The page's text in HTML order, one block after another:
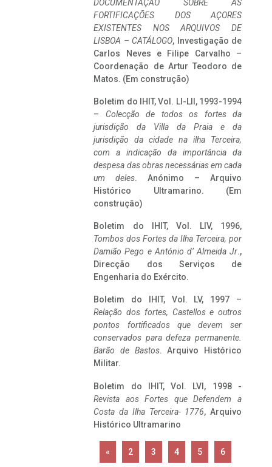
DOCUMENTAÇÃO SOBRE AS
FORTIFICAÇÕES DOS AÇORES
EXISTENTES NOS ARQUIVOS DE
LISBOA – CATÁLOGO, Investigação de
Carlos Neves e Filipe Carvalho –
Coordenação de Artur Teodoro de
Matos. (Em construção)
Boletim do IHIT, Vol. LI-LII, 1993-1994
– Colecção de todos os fortes da
jurisdição da Villa da Praia e da
jurisdição da cidade na ilha Terceira,
com a indicação da importância da
despesa das obras necessárias em cada
um deles. Anónimo – Arquivo
Histórico Ultramarino. (Em
construção)
Boletim do IHIT, Vol. LIV, 1996,
Tombos dos Fortes da Ilha Terceira, por
Damião Pego e António d’ Almeida Jr.,
Direcção dos Serviços de
Engenharia do Exército.
Boletim do IHIT, Vol. LV, 1997 –
Relação dos fortes, Castellos e outros
pontos fortificados que devem ser
conservados para defeza permanente.
Barão de Bastos. Arquivo Histórico
Militar.
Boletim do IHIT, Vol. LVI, 1998 -
Revista aos Fortes que Defendem a
Costa da Ilha Terceira- 1776, Arquivo
Histórico Ultramarino
« 2 3 4 5 6